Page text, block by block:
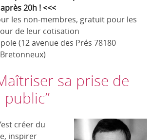
20h ! <<<
les non-membres, gratuit pour les
de leur cotisation
(12 avenue des Prés 78180
sa prise de
créer du
inspirer